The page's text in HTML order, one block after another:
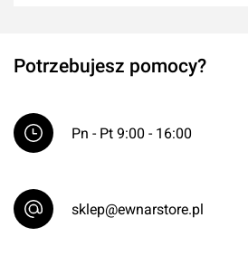
Potrzebujesz pomocy?
Pn - Pt 9:00 - 16:00
sklep@ewnarstore.pl